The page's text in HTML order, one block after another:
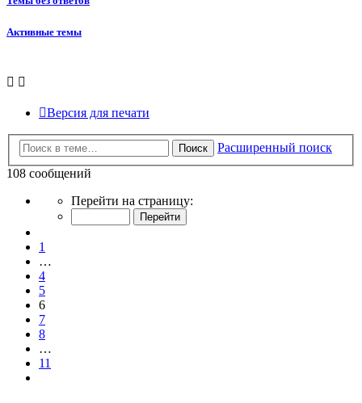
Активные темы
Версия для печати
Поиск
Расширенный поиск
108 сообщений
Страница
11
Перейти на страницу:
1
…
4
5
6
7
8
…
11